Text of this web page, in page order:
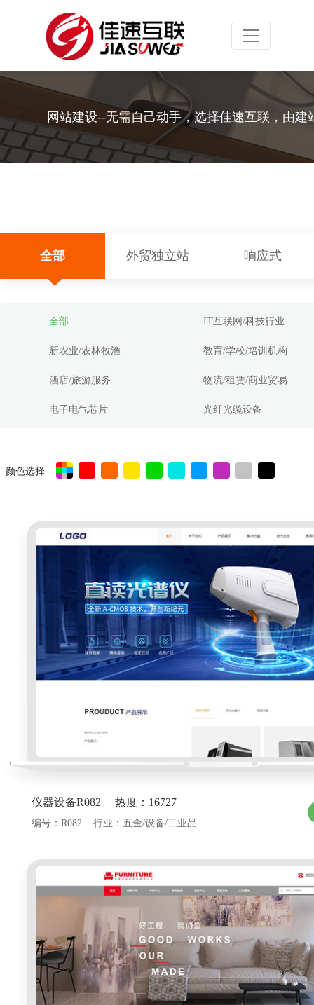
Toggle
网站建设--无需自己动手，选择佳速互联，由建
全部 外贸独立站 响应式
全部 IT互联网/科技行业
新农业/农林牧渔 教育/学校/培训机构
酒店/旅游服务 物流/租赁/商业贸易
电子电气芯片 光纤光缆设备
颜色选择:
仪器设备R082 热度：16727
编号：R082 行业：五金/设备/工业品